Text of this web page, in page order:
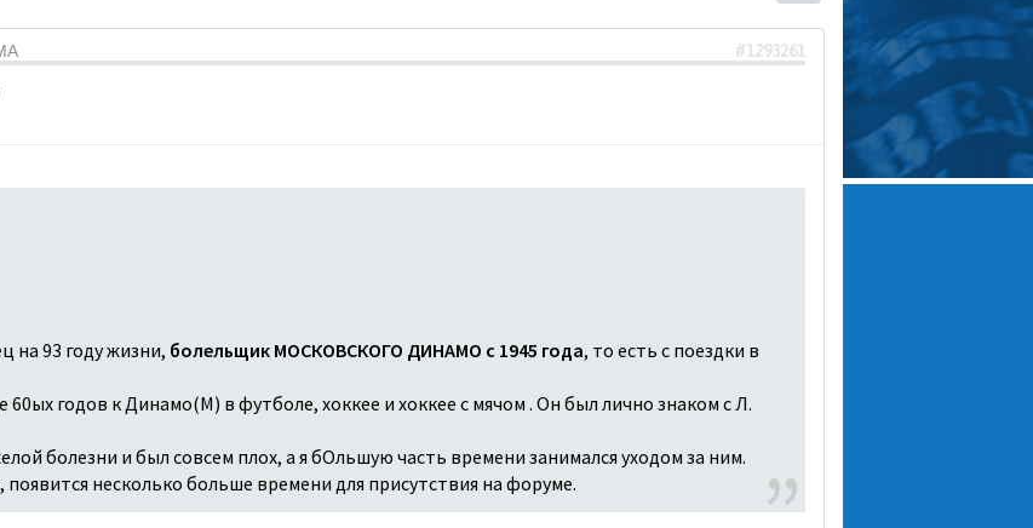
#1293261
на 93 году жизни, болельщик МОСКОВСКОГО ДИНАМО с 1945 года, то есть с поездки в
годов к Динамо(М) в футболе, хоккее и хоккее с мячом . Он был лично знаком с Л.
болезни и был совсем плох, а я бОльшую часть времени занимался уходом за ним.
появится несколько больше времени для присутствия на форуме.